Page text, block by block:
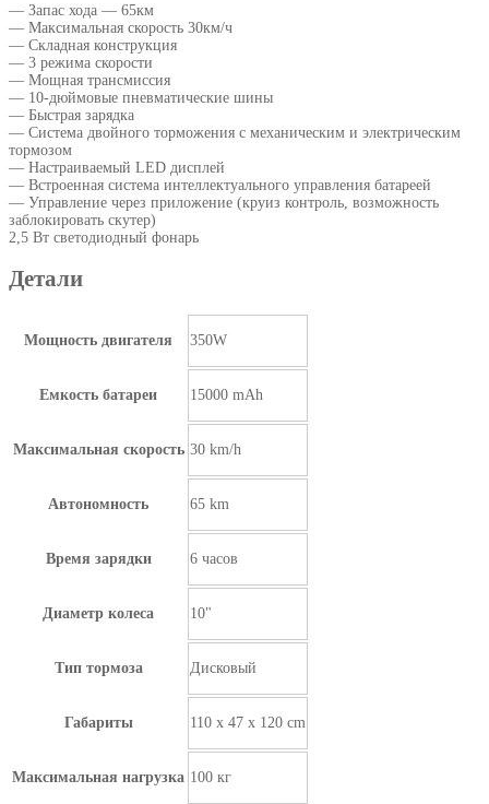
— Запас хода — 65км
— Максимальная скорость 30км/ч
— Складная конструкция
— 3 режима скорости
— Мощная трансмиссия
— 10-дюймовые пневматические шины
— Быстрая зарядка
— Система двойного торможения с механическим и электрическим
тормозом
— Настраиваемый LED дисплей
— Встроенная система интеллектуального управления батареей
— Управление через приложение (круиз контроль, возможность
заблокировать скутер)
2,5 Вт светодиодный фонарь
Детали
Мощность двигателя 350W
Емкость батареи 15000 mAh
Максимальная скорость 30 km/h
Автономность 65 km
Время зарядки 6 часов
Диаметр колеса 10"
Тип тормоза Дисковый
Габариты 110 x 47 x 120 cm
Максимальная нагрузка 100 кг